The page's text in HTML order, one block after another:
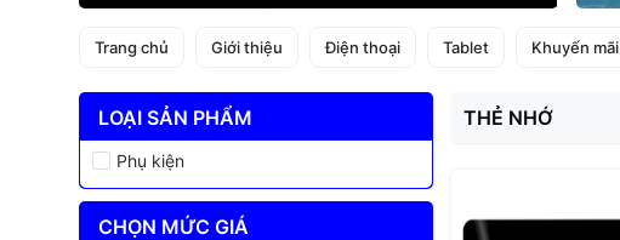
Trang chủ Giới thiệu Điện thoại Tablet Khuyến mãi
LOẠI SẢN PHẨM
Phụ kiện
CHỌN MỨC GIÁ
THẺ NHỚ